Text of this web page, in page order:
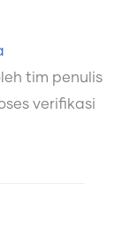
tim penulis
verifikasi